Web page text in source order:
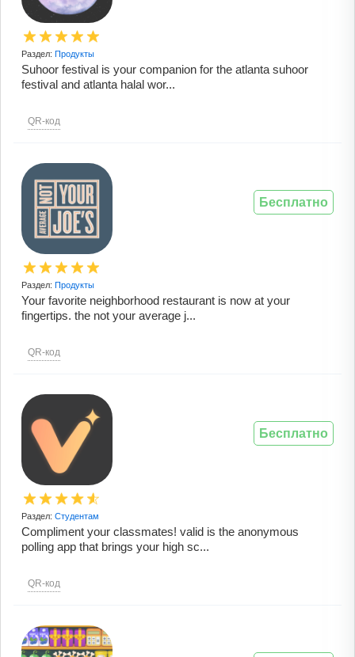
Раздел: Продукты
Suhoor festival is your companion for the atlanta suhoor
festival and atlanta halal wor...
QR-код
Раздел: Продукты
Your favorite neighborhood restaurant is now at your
fingertips. the not your average j...
QR-код
Бесплатно
Раздел: Студентам
Compliment your classmates! valid is the anonymous
polling app that brings your high sc...
QR-код
Бесплатно